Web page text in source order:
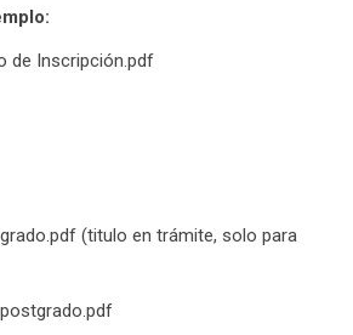
de Inscripción.pdf
(titulo en trámite, solo para